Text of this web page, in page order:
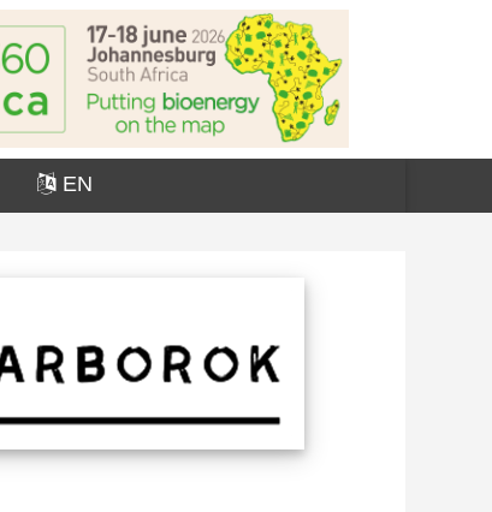
EN